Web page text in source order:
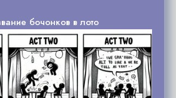
бочонков в лото